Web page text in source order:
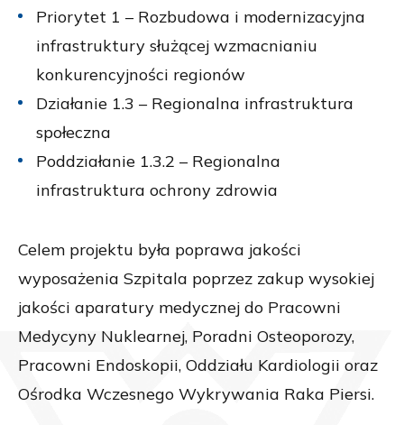
Priorytet 1 – Rozbudowa i modernizacyjna
infrastruktury służącej wzmacnianiu
konkurencyjności regionów
Działanie 1.3 – Regionalna infrastruktura
społeczna
Poddziałanie 1.3.2 – Regionalna
infrastruktura ochrony zdrowia
Celem projektu była poprawa jakości
wyposażenia Szpitala poprzez zakup wysokiej
jakości aparatury medycznej do Pracowni
Medycyny Nuklearnej, Poradni Osteoporozy,
Pracowni Endoskopii, Oddziału Kardiologii oraz
Ośrodka Wczesnego Wykrywania Raka Piersi.